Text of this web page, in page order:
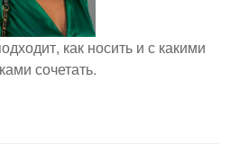
как носить и с какими
сочетать.